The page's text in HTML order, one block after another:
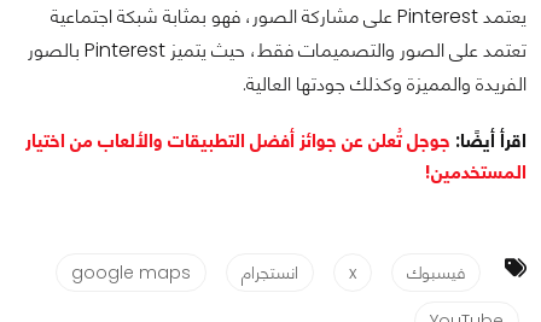
يعتمد Pinterest على مشاركة الصور، فهو بمثابة شبكة اجتماعية
تعتمد على الصور والتصميمات فقط، حيث يتميز Pinterest بالصور
الفريدة والمميزة وكذلك جودتها العالية.
اقرأ أيضًا: جوجل تُعلن عن جوائز أفضل التطبيقات والألعاب من اختيار
المستخدمين!
فيسبوك x انستجرام
google maps